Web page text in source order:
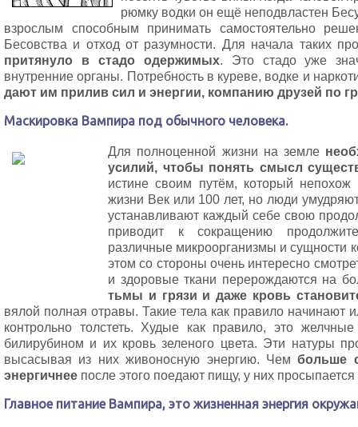
рюмку водки он ещё неподвластен
взрослым способным принимать самостоятельно
Бесовства и отход от разумности. Для начала таких
притянуло в стадо одержимых. Это стадо уже
внутренние органы. Потребность в куреве, водке и
дают им прилив сил и энергии, компанию друзей по
Маскировка Вампира под обычного человека.
Для полноценной жизни на земле
усилий, чтобы понять смысл
истине своим путём, который
жизни Век или 100 лет, но люди
устанавливают каждый себе свою
приводит к сокращению
различные микроорганизмы и сущности
этом со стороны очень интересно
и здоровые ткани перерождаются на
тьмы и грязи и даже кровь
вялой полная отравы. Такие тела как правило начинают
контрольно толстеть. Худые как правило, это
билирубином и их кровь зеленого цвета. Эти натуры
высасывая из них живоносную энергию. Чембольше
энергичнее после этого поедают пищу, у них просыпается
Главное питание Вампира, это жизненная энергия